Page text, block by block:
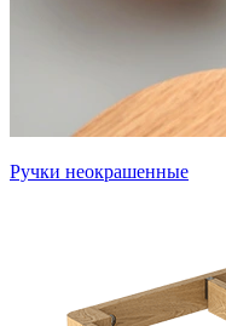
Ручки неокрашенные